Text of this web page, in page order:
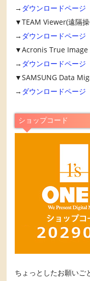
→ ダウンロードページ
▼TEAM Viewer(遠隔
→ ダウンロードページ
▼Acronis True
→ ダウンロードページ
▼SAMSUNG Data
→ ダウンロードページ
ショップコード
ちょっとしたお願いご